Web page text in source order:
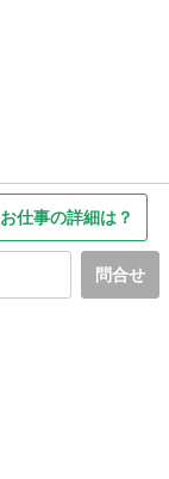
お仕事の詳細は？
問合せ